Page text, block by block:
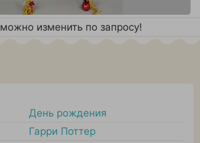
изменить по запросу!
День рождения
Гарри Поттер